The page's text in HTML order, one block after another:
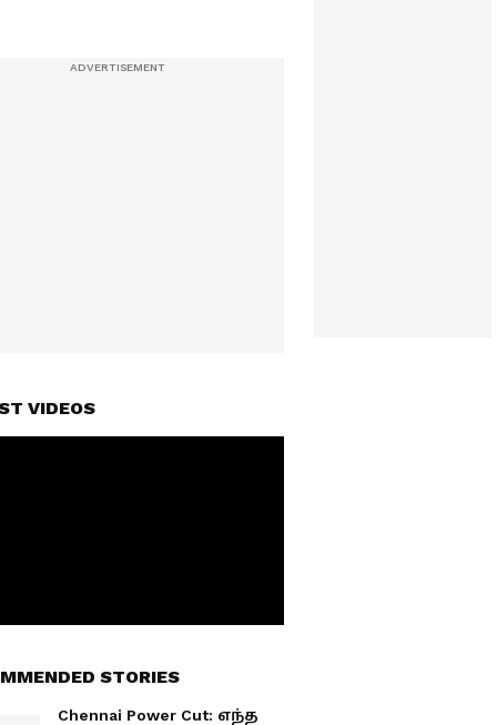
VIDEOS
STORIES
Chennai Power Cut: எந்த